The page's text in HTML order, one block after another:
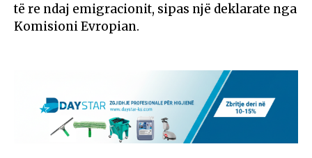
të re ndaj emigracionit, sipas një deklarate nga
Komisioni Evropian.